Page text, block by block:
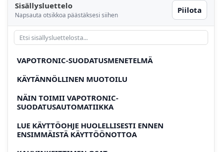
Sisällysluettelo
Napsauta otsikkoa päästäksesi siihen
Piilota
VAPOTRONIC-SUODATUSMENETELMÄ
KÄYTÄNNÖLLINEN MUOTOILU
NÄIN TOIMII VAPOTRONIC-
SUODATUSAUTOMATIIKKA
LUE KÄYTTÖOHJE HUOLELLISESTI ENNEN
ENSIMMÄISTÄ KÄYTTÖÖNOTTOA